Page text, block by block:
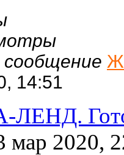
14:51
мар 2020,